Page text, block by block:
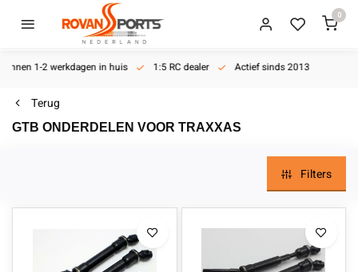
0
Binnen 1-2 werkdagen in huis 1:5 RC dealer Actief sinds 2013
Terug
GTB ONDERDELEN VOOR TRAXXAS
Filters